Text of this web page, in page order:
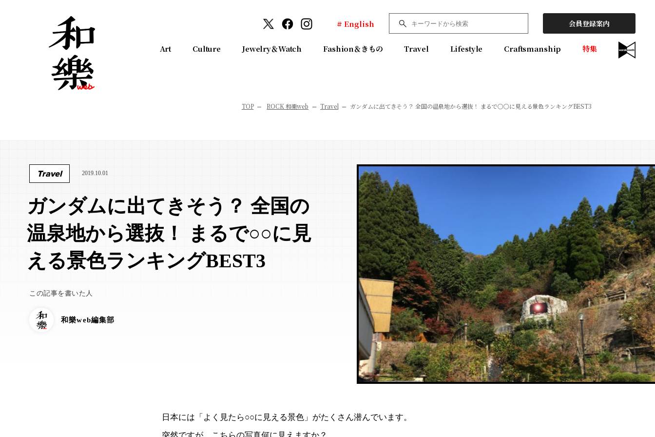
# English 会員登録案内
Art Culture Jewelry＆Watch Fashion＆きもの Travel Lifestyle Craftsmanship 特集
TOP ROCK 和樂web Travel ガンダムに出てきそう？ 全国の温泉地から選抜！ まるで○○に見える景色ランキングBEST3
Travel 2019.10.01
ガンダムに出てきそう？ 全国の
温泉地から選抜！ まるで○○に見
える景色ランキングBEST3
この記事を書いた人
和樂web編集部
日本には「よく見たら○○に見える景色」がたくさん潜んでいます。